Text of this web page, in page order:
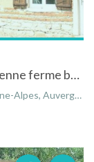
Gîte "Le Grenier d'Elisa" dans une ancienne ferme bressane
Rhône-Alpes, France